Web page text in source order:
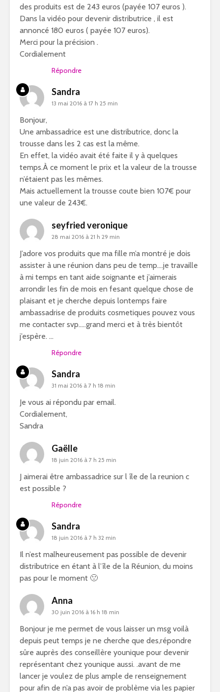
des produits est de 243 euros (payée 107 euros ).
Dans la vidéo pour devenir distributrice , il est
annoncé 180 euros ( payée 107 euros).
Merci pour la précision .
Cordialement
Répondre
Sandra
13 mai 2016 à 17 h 25 min
Bonjour,
Une ambassadrice est une distributrice, donc la
trousse dans les 2 cas est la même.
En effet, la vidéo avait été faite il y à quelques
temps.À ce moment le prix et la valeur de la trousse
n’étaient pas les mêmes.
Mais actuellement la trousse coute bien 107€ pour
une valeur de 243€.
seyfried veronique
28 mai 2016 à 21 h 29 min
J’adore vos produits que ma fille m’a montré je dois
assister à une réunion dans peu de temp….je travaille
à mi temps en tant aide soignante et j’aimerais
arrondir les fin de mois en fesant quelque chose de
plaisant et je cherche depuis lontemps faire
ambassadrise de produits cosmetiques pouvez vous
me contacter svp…..grand merci et à très bientôt
j’espère. …
Répondre
Sandra
31 mai 2016 à 7 h 18 min
Je vous ai répondu par email.
Cordialement,
Sandra
Gaëlle
18 juin 2016 à 7 h 25 min
J aimerai être ambassadrice sur l île de la reunion c
est possible ?
Répondre
Sandra
18 juin 2016 à 7 h 32 min
Il n’est malheureusement pas possible de devenir
distributrice en étant à l’île de la Réunion, du moins
pas pour le moment 🙁
Anna
30 juin 2016 à 16 h 18 min
Bonjour je me permet de vous laisser un msg voilà
depuis peut temps je ne cherche que des,répondre
sûre auprès des conseillère younique pour devenir
représentant chez younique aussi. .avant de me
lancer je voulez de plus ample de renseignement
pour afin de n’a pas avoir de problème via les papier